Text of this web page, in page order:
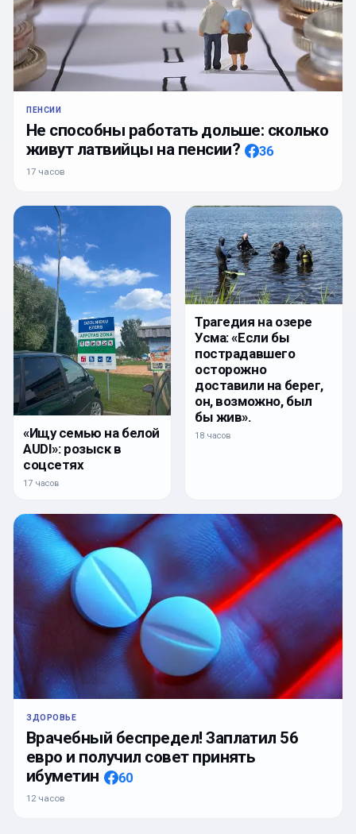
ПЕНСИИ
Не способны работать дольше: сколько
живут латвийцы на пенсии?
36
17 часов
«Ищу семью на белой
AUDI»: розыск в
соцсетях
17 часов
Трагедия на озере
Усма: «Если бы
пострадавшего
осторожно
доставили на берег,
он, возможно, был
бы жив».
18 часов
ЗДОРОВЬЕ
Врачебный беспредел! Заплатил 56
евро и получил совет принять
ибуметин
60
12 часов